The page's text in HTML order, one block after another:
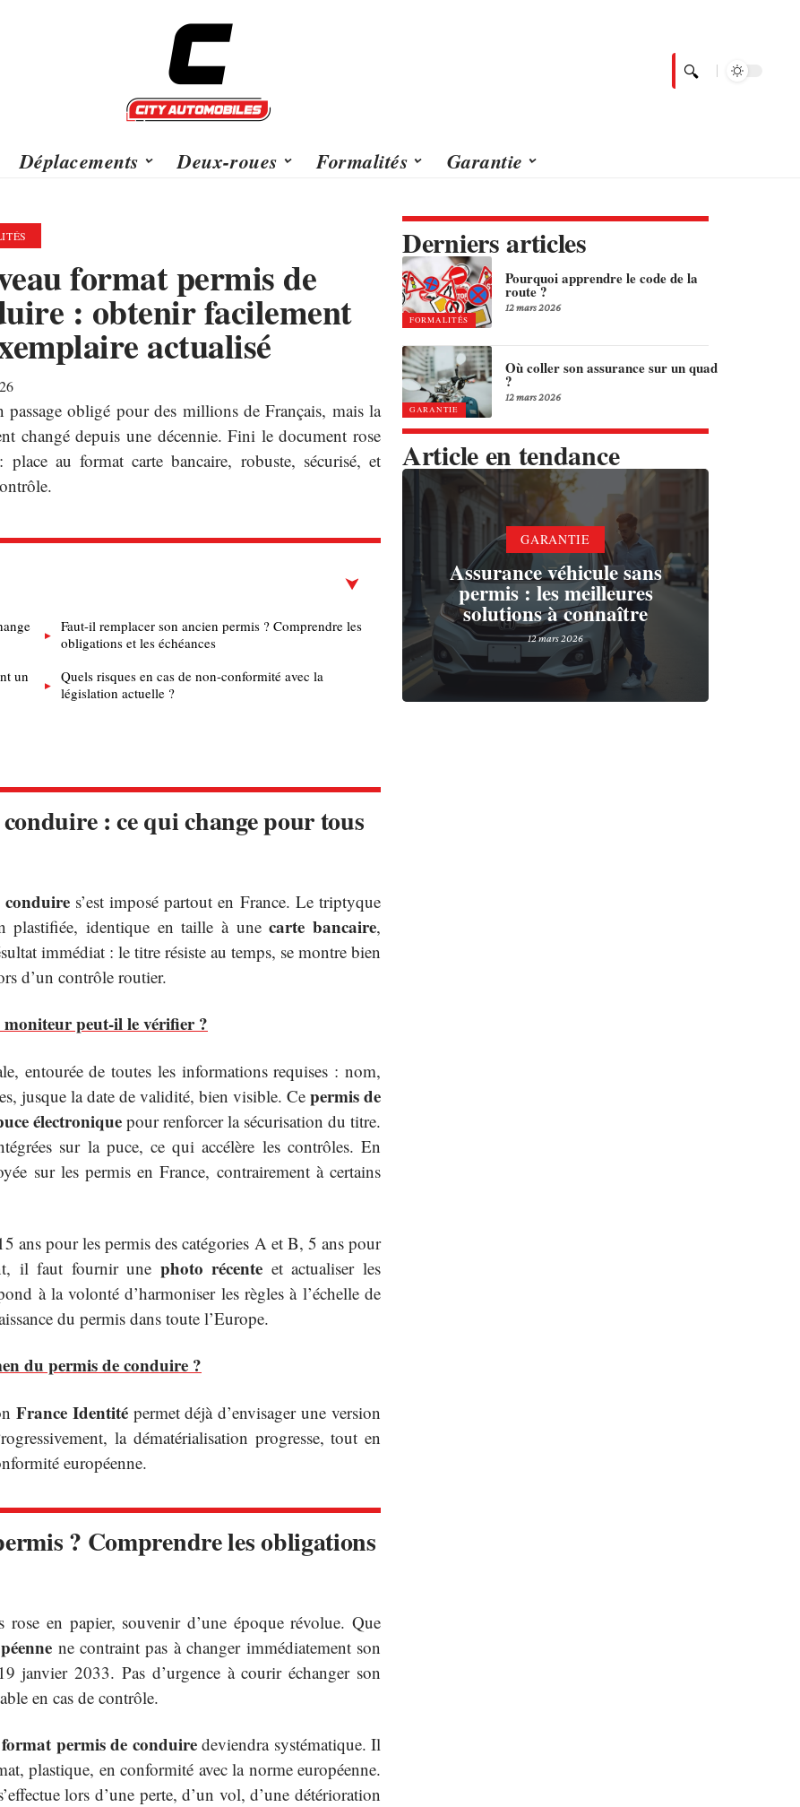
Déplacements Deux-roues Formalités Garantie
format permis de
: obtenir facilement
actualisé
obligé pour des millions de Français, mais la
changé depuis une décennie. Fini le document rose
au format carte bancaire, robuste, sécurisé, et
Faut-il remplacer son ancien permis ? Comprendre les
obligations et les échéances
un
Quels risques en cas de non-conformité avec la
législation actuelle ?
: ce qui change pour tous
s’est imposé partout en France. Le triptyque
plastifiée, identique en taille à unecarte bancaire,
immédiat : le titre résiste au temps, se montre bien
d’un contrôle routier.
peut-il le vérifier ?
entourée de toutes les informations requises : nom,
jusque la date de validité, bien visible. Ce permis de
électroniquepour renforcer la sécurisation du titre.
sur la puce, ce qui accélère les contrôles. En
sur les permis en France, contrairement à certains
ans pour les permis des catégories A et B, 5 ans pour
il faut fournir une photo récente et actualiser les
à la volonté d’harmoniser les règles à l’échelle de
du permis dans toute l’Europe.
du permis de conduire ?
France Identitépermet déjà d’envisager une version
la dématérialisation progresse, tout en
européenne.
? Comprendre les obligations
en papier, souvenir d’une époque révolue. Que
ne contraint pas à changer immédiatement son
janvier 2033. Pas d’urgence à courir échanger son
en cas de contrôle.
permis de conduiredeviendra systématique. Il
plastique, en conformité avec la norme européenne.
lors d’une perte, d’un vol, d’une détérioration
Derniers articles
FORMALITÉS
Pourquoi apprendre le code de la
route ?
12 mars 2026
GARANTIE
Où coller son assurance sur un quad
?
12 mars 2026
Article en tendance
GARANTIE
Assurance véhicule sans
permis : les meilleures
solutions à connaître
12 mars 2026